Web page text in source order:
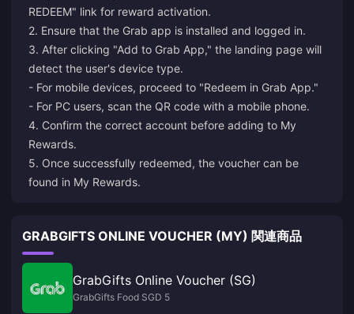
REDEEM" link for reward activation.
2. Ensure that the Grab app is installed and logged in.
3. After clicking "Add to Grab App," the landing page will
detect the user's device type.
- For mobile devices, proceed to "Redeem in Grab App."
- For PC users, scan the QR code with a mobile phone.
4. Confirm the correct account before adding to My
Rewards.
5. Once successfully redeemed, the voucher can be
found in My Rewards.
GRABGIFTS ONLINE VOUCHER (MY) 関連商品
GrabGifts Online Voucher (SG)
GrabGifts Food SGD 5